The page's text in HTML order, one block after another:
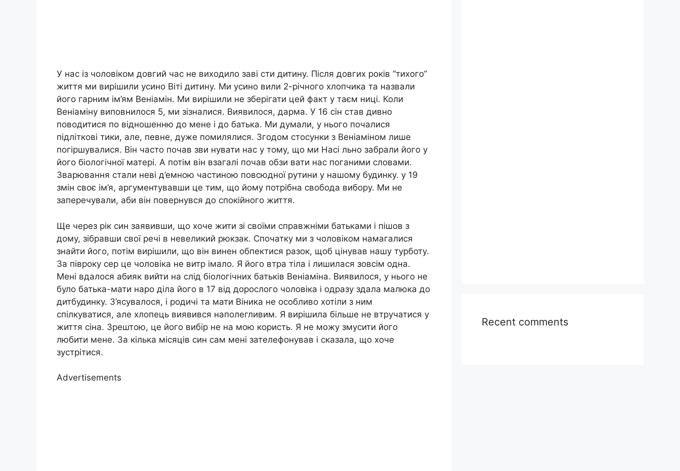
У нас із чоловіком довгий час не виходило заві сти дитину. Після довгих років “тихого”
життя ми вирішили усино Віті дитину. Ми усино вили 2-річного хлопчика та назвали
його гарним ім’ям Веніамін. Ми вирішили не зберігати цей факт у таєм ниці. Коли
Веніаміну виповнилося 5, ми зізналися. Виявилося, дарма. У 16 сін став дивно
поводитися по відношенню до мене і до батька. Ми думали, у нього почалися
підліткові тики, але, певне, дуже помилялися. Згодом стосунки з Веніаміном лише
погіршувалися. Він часто почав зви нувати нас у тому, що ми Насі льно забрали його у
його біологічної матері. А потім він взагалі почав обзи вати нас поганими словами.
Зварювання стали неві д’емною частиною повсюдної рутини у нашому будинку. у 19
змін своє ім’я, аргументувавши це тим, що йому потрібна свобода вибору. Ми не
заперечували, аби він повернувся до спокійного життя.
Ще через рік син заявивши, що хоче жити зі своїми справжніми батьками і пішов з
дому, зібравши свої речі в невеликий рюкзак. Спочатку ми з чоловіком намагалися
знайти його, потім вирішили, що він винен обпектися разок, щоб цінував нашу турботу.
За півроку сер це чоловіка не витр імало. Я його втра тіла і лишилася зовсім одна.
Мені вдалося абияк вийти на слід біологічних батьків Веніаміна. Виявилося, у нього не
було батька-мати наро діла його в 17 від дорослого чоловіка і одразу здала малюка до
дитбудинку. З’ясувалося, і родичі та мати Віника не особливо хотіли з ним
спілкуватися, але хлопець виявився наполегливим. Я вирішила більше не втручатися у
життя сіна. Зрештою, це його вибір не на мою користь. Я не можу змусити його
любити мене. За кілька місяців син сам мені зателефонував і сказала, що хоче
зустрітися.
Advertisements
Recent comments